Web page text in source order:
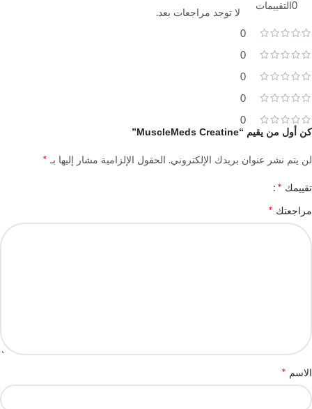
0التقييمات
0
0
0
0
0
لا توجد مراجعات بعد.
كن أول من يقيم “MuscleMeds Creatine”
لن يتم نشر عنوان بريدك الإلكتروني. الحقول الإلزامية مشار إليها بـ *
تقييمك *
مراجعتك *
الاسم *